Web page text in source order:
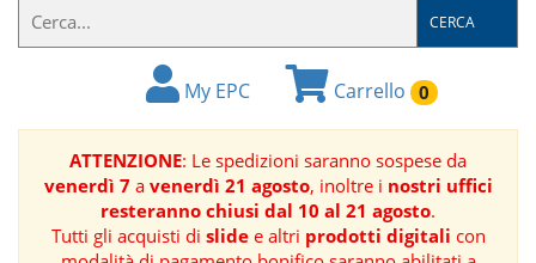
IL
FORMATORE
BOOK
RIVISTE
CERCA
My EPC Carrello 0
ATTENZIONE: Le spedizioni saranno sospese da
venerdì 7a venerdì 21 agosto, inoltre i nostri uffici
resteranno chiusi dal 10 al 21 agosto.
Tutti gli acquisti di slidee altri prodotti digitali con